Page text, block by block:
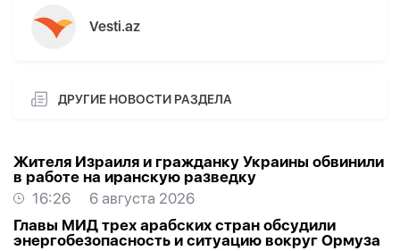
Vesti.az
ДРУГИЕ НОВОСТИ РАЗДЕЛА
Жителя Израиля и гражданку Украины обвинили
в работе на иранскую разведку
16:26
6 августа 2026
Главы МИД трех арабских стран обсудили
энергобезопасность и ситуацию вокруг Ормуза